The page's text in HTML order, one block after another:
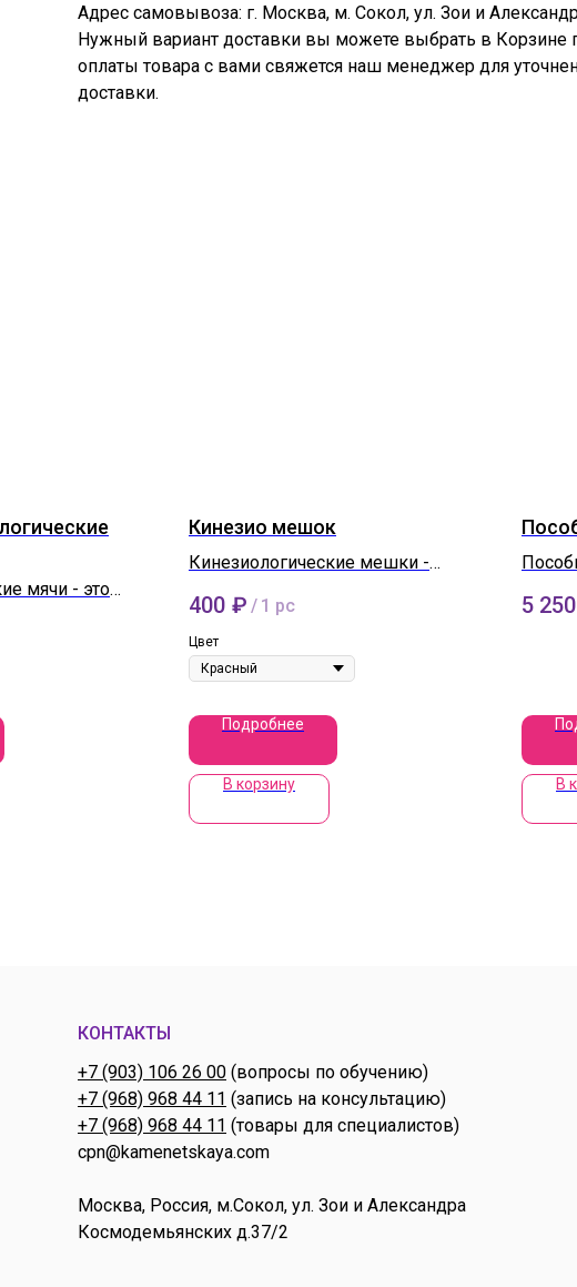
Адрес самовывоза: г. Москва, м. Сокол, ул. Зои и
Нужный вариант доставки вы можете выбрать в Корзине
оплаты товара с вами свяжется наш менеджер для
доставки.
мячи - это
Кинезио мешок
Кинезиологические мешки -
знающего специалиста.
400 ₽ / 1 pc
Цвет
Подробнее
В корзину
5 250
В
+7 (903) 106 26 00 (вопросы по обучению)
+7 (968) 968 44 11 (запись на консультацию)
+7 (968) 968 44 11 (товары для специалистов)
cpn@kamenetskaya.com
Москва, Россия, м.Сокол, ул. Зои и Александра
Космодемьянских д.37/2
КОНТАКТЫ